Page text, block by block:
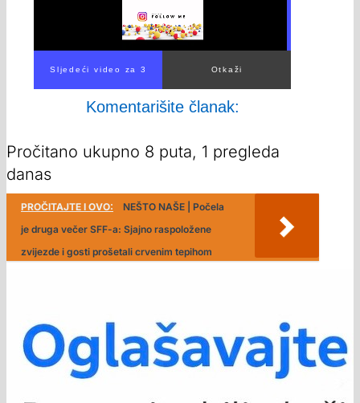
Sljedeći video za 1 Otkaži
Komentarišite članak:
Pročitano ukupno 8 puta, 1 pregleda
danas
PROČITAJTE I OVO:
NEŠTO NAŠE | Počela
je druga večer SFF-a: Sjajno raspoložene
zvijezde i gosti prošetali crvenim tepihom